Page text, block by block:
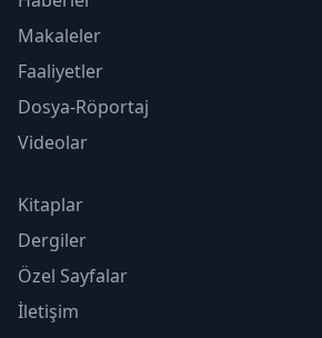
Makaleler
Faaliyetler
Dosya-Röportaj
Videolar
Kitaplar
Dergiler
Özel Sayfalar
İletişim